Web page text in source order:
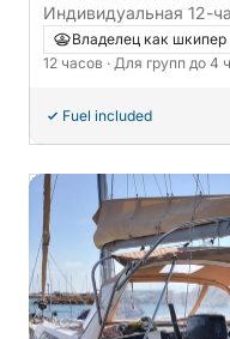
Индивидуальная 12-
Груиссане
Владелец как шкипер
12 часов · Для групп до 4
Fuel included